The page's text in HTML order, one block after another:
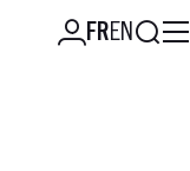
FREN